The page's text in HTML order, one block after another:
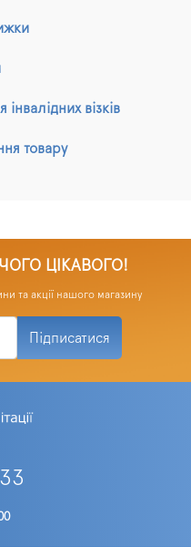
візків
товару
ЦІКАВОГО!
та акції нашого магазину
Підписатися